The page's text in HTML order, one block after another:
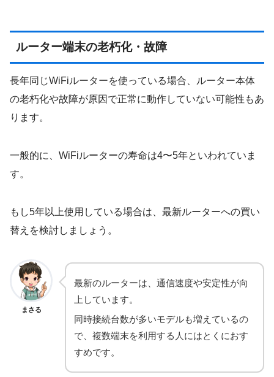
ルーター端末の老朽化・故障
長年同じWiFiルーターを使っている場合、ルーター本体
の老朽化や故障が原因で正常に動作していない可能性もあ
ります。
一般的に、WiFiルーターの寿命は4〜5年といわれていま
す。
もし5年以上使用している場合は、最新ルーターへの買い
替えを検討しましょう。
まさる
最新のルーターは、通信速度や安定性が向
上しています。
同時接続台数が多いモデルも増えているの
で、複数端末を利用する人にはとくにおす
すめです。